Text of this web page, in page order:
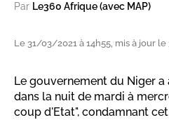
Par Le360 Afrique (avec MAP)
Le 31/03/2021 à 14h55, mis à jour
Le gouvernement du Niger
dans la nuit de mardi à
coup d'Etat", condamnant